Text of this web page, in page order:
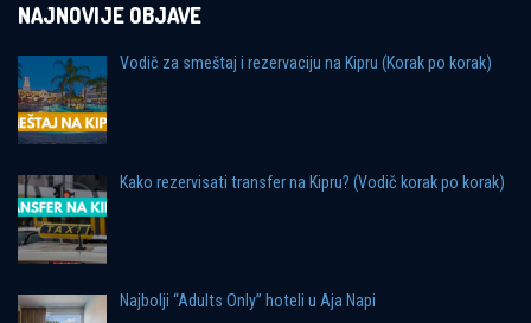
NAJNOVIJE OBJAVE
Vodič za smeštaj i rezervaciju na Kipru (Korak po korak)
Kako rezervisati transfer na Kipru? (Vodič korak po korak)
Najbolji “Adults Only” hoteli u Aja Napi